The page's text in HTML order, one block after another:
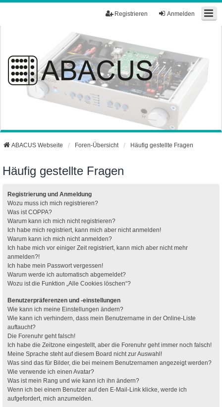
Anmelden
Registrieren
ABACUS Webseite Foren-Übersicht Häufig gestellte Fragen
Häufig gestellte Fragen
Registrierung und Anmeldung
Wozu muss ich mich registrieren?
Was ist COPPA?
Warum kann ich mich nicht registrieren?
Ich habe mich registriert, kann mich aber nicht anmelden!
Warum kann ich mich nicht anmelden?
Ich habe mich vor einiger Zeit registriert, kann mich aber nicht mehr
anmelden?!
Ich habe mein Passwort vergessen!
Warum werde ich automatisch abgemeldet?
Wozu ist die Funktion „Alle Cookies löschen“?
Benutzerpräferenzen und -einstellungen
Wie kann ich meine Einstellungen ändern?
Wie kann ich verhindern, dass mein Benutzername in der Online-Liste
auftaucht?
Die Forenuhr geht falsch!
Ich habe die Zeitzone eingestellt, aber die Forenuhr geht immer noch falsch!
Meine Sprache steht auf diesem Board nicht zur Auswahl!
Was sind das für Bilder, die bei meinem Benutzernamen angezeigt werden?
Wie verwende ich einen Avatar?
Was ist mein Rang und wie kann ich ihn ändern?
Wenn ich bei einem Benutzer auf den E-Mail-Link klicke, werde ich
aufgefordert, mich anzumelden.